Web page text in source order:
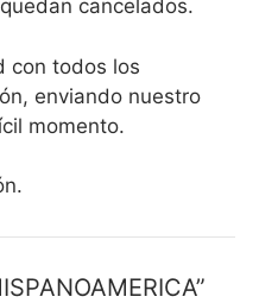
cancelados.
con todos los
enviando nuestro
momento.